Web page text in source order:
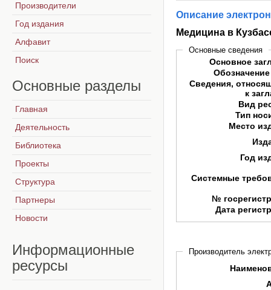
Описание
Медицина в
Основные сведения
Основное
Сведения,
к
Вид
Тип
Место
Год
Системные
№
Дата
Производитель
Производители
Год издания
Алфавит
Поиск
Основные разделы
Главная
Деятельность
Библиотека
Проекты
Структура
Партнеры
Новости
Информационные
ресурсы